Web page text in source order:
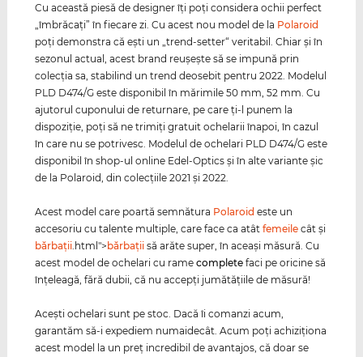
Cu această piesă de designer îţi poţi considera ochii perfect
„îmbrăcaţi” în fiecare zi. Cu acest nou model de la Polaroid
poţi demonstra că eşti un „trend-setter“ veritabil. Chiar şi în
sezonul actual, acest brand reuşeşte să se impună prin
colecţia sa, stabilind un trend deosebit pentru 2022. Modelul
PLD D474/G este disponibil în mărimile 50 mm, 52 mm. Cu
ajutorul cuponului de returnare, pe care ţi-l punem la
dispoziţie, poţi să ne trimiţi gratuit ochelarii înapoi, în cazul
în care nu se potrivesc. Modelul de ochelari PLD D474/G este
disponibil în shop-ul online Edel-Optics şi în alte variante şic
de la Polaroid, din colecţiile 2021 şi 2022.
Acest model care poartă semnătura Polaroid este un
accesoriu cu talente multiple, care face ca atâtfemeile cât şi
bărbaţii .html">bărbaţii să arăte super, în aceaşi măsură. Cu
acest model de ochelari cu ramecomplete faci pe oricine să
înţeleagă, fără dubii, că nu accepţi jumătăţiile de măsură!
Aceşti ochelari sunt pe stoc. Dacă îi comanzi acum,
garantăm să-i expediem numaidecât. Acum poţi achiziţiona
acest model la un preţ incredibil de avantajos, că doar se